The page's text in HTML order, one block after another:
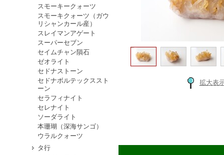
スモーキークォーツ
スモーキクォーツ（ガウ
リシャンカール産）
スレイマンアゲート
スーパーセブン
セイムチャン隕石
ゼオライト
セドナストーン
セドナボルテックススト
ーン
セラフィナイト
セレナイト
ソーダライト
本珊瑚（深海サンゴ）
ウラルクォーツ
タ行
拡大表